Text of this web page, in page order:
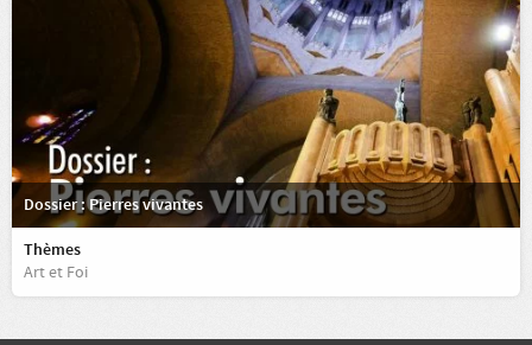
Dossier : Pierres vivantes
Thèmes
Art et Foi